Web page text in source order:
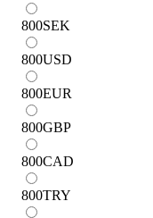
800SEK
800USD
800EUR
800GBP
800CAD
800TRY